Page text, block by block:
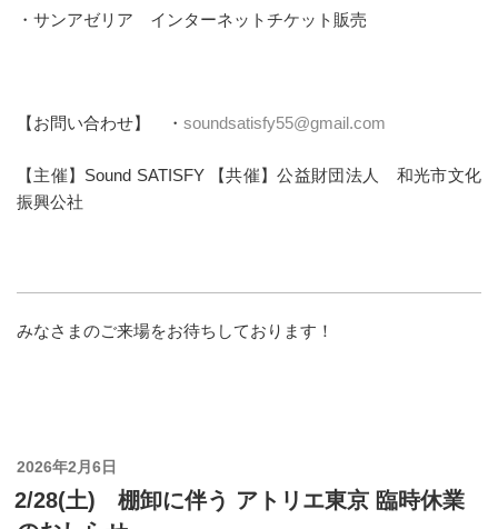
・サンアゼリア インターネットチケット販売
【お問い合わせ】 ・ soundsatisfy55@gmail.com
【主催】Sound SATISFY 【共催】公益財団法人 和光市文化
振興公社
みなさまのご来場をお待ちしております！
投
稿
2026年2月6日
2/28(土) 棚卸に伴う アトリエ東京 臨時休業